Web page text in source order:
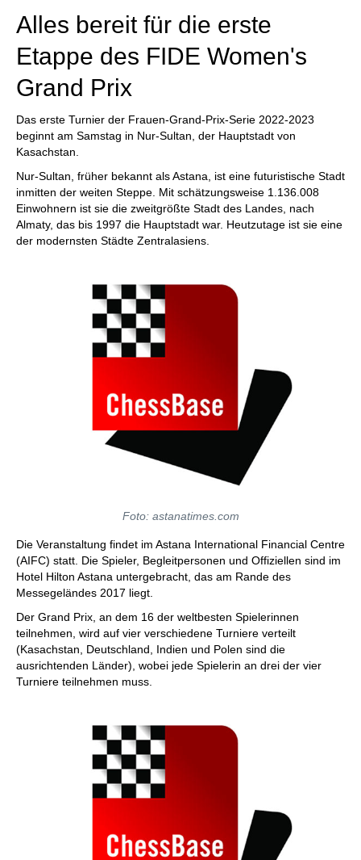
Alles bereit für die erste
Etappe des FIDE Women's
Grand Prix
Das erste Turnier der Frauen-Grand-Prix-Serie 2022-2023
beginnt am Samstag in Nur-Sultan, der Hauptstadt von
Kasachstan.
Nur-Sultan, früher bekannt als Astana, ist eine futuristische Stadt
inmitten der weiten Steppe. Mit schätzungsweise 1.136.008
Einwohnern ist sie die zweitgrößte Stadt des Landes, nach
Almaty, das bis 1997 die Hauptstadt war. Heutzutage ist sie eine
der modernsten Städte Zentralasiens.
Foto: astanatimes.com
Die Veranstaltung findet im Astana International Financial Centre
(AIFC) statt. Die Spieler, Begleitpersonen und Offiziellen sind im
Hotel Hilton Astana untergebracht, das am Rande des
Messegeländes 2017 liegt.
Der Grand Prix, an dem 16 der weltbesten Spielerinnen
teilnehmen, wird auf vier verschiedene Turniere verteilt
(Kasachstan, Deutschland, Indien und Polen sind die
ausrichtenden Länder), wobei jede Spielerin an drei der vier
Turniere teilnehmen muss.